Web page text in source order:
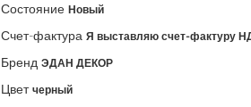
Состояние Новый
Счет-фактура Я выставляю счет-фактуру
Бренд ЭДАН ДЕКОР
Цвет черный